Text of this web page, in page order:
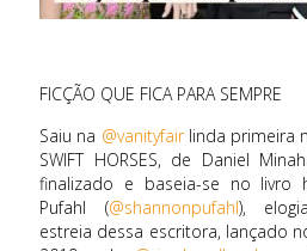
FICÇÃO QUE FICA PARA SEMPRE
Saiu na @vanityfairlinda primeira
SWIFT HORSES, de Daniel
finalizado e baseia-se no livro
Pufahl (@shannonpufahl),
estreia dessa escritora, lançado